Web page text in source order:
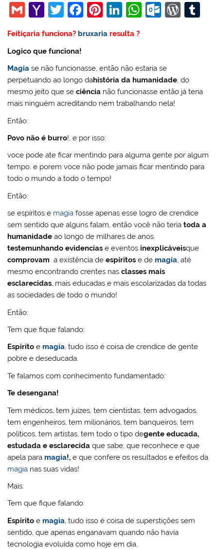
G
ai
l
Y
h
o
o
M
ai
T
itt
er
F
c
b
o
o
Pi
er
st
Li
k
dI
n
W
A
p
p
O
k.
c
o
W
e
ss
Feitiçaria funciona? bruxaria resulta ?
Logico que funciona!
Magia se não funcionasse, então não estaria se
perpetuando ao longo dahistória da humanidade, do
mesmo jeito que seciência não funcionasse então já teria
mais ninguém acreditando nem trabalhando nela!
Então:
Povo não é burro!, e por isso:
voce pode ate ficar mentindo para alguma gente por algum
tempo, e porem voce não pode jamais ficar mentindo para
todo o mundo a todo o tempo!
Então:
se espíritos e magia fosse apenas esse logro de crendice
sem sentido que alguns falam, então você não teriatoda a
humanidade ao longo de milhares de anos
testemunhando evidencias e eventos inexplicáveisque
comprovam a existência deespíritos e de magia, até
mesmo encontrando crentes nasclasses mais
esclarecidas, mais educadas e mais escolarizadas da todas
as sociedades de todo o mundo!
Então:
Tem que fique falando:
Espiritoe magia, tudo isso é coisa de crendice de gente
pobre e deseducada.
Te falamos com conhecimento fundamentado:
Te desengana!
Tem médicos, tem juízes, tem cientistas, tem advogados,
tem engenheiros, tem milionários, tem banqueiros, tem
políticos, tem artistas, tem todo o tipo degente educada,
estudada e esclarecida que sabe, que reconhece e que
apela para magia!, e que confere os resultados e efeitos da
magia nas suas vidas!
Mais:
Tem que fique falando:
Espiritoe magia, tudo isso é coisa de superstições sem
sentido, que apenas enganavam quando não havia
tecnologia evoluída como hoje em dia.